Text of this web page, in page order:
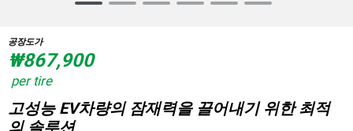
of
6
공장도가
₩867,900
per tire
고성능 EV차량의 잠재력을 끌어내기 위한 최적
의 솔루션